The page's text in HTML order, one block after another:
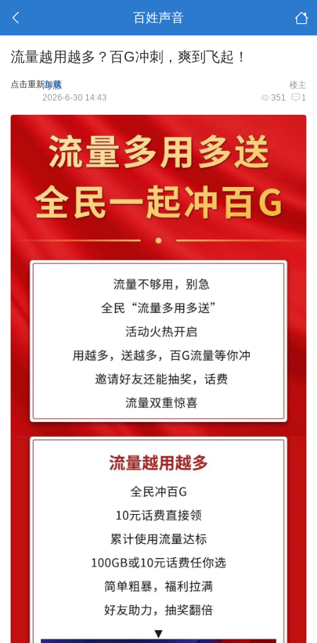
百姓声音
流量越用越多？百G冲刺，爽到飞起！
点击重新加载 楼主
海雁
351 1
2026-6-30 14:43